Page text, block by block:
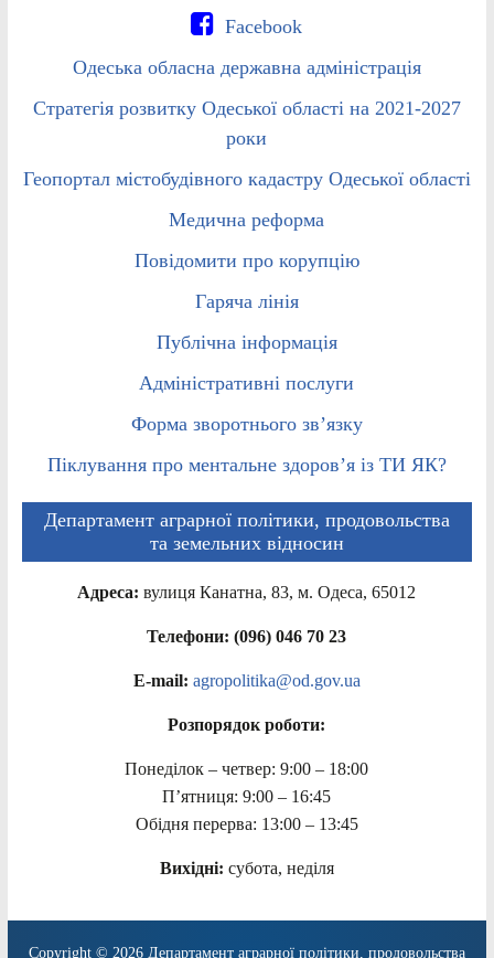
Facebook
Одеська обласна державна адміністрація
Стратегія розвитку Одеської області на 2021-2027
роки
Геопортал містобудівного кадастру Одеської області
Медична реформа
Повідомити про корупцію
Гаряча лінія
Публічна інформація
Адміністративні послуги
Форма зворотнього зв’язку
Піклування про ментальне здоров’я із ТИ ЯК?
Департамент аграрної політики, продовольства
та земельних відносин
Адреса: вулиця Канатна, 83, м. Одеса, 65012
Телефони: (096) 046 70 23
E-mail: agropolitika@od.gov.ua
Розпорядок роботи:
Понеділок – четвер: 9:00 – 18:00
П’ятниця: 9:00 – 16:45
Обідня перерва: 13:00 – 13:45
Вихідні: субота, неділя
Copyright © 2026 Департамент аграрної політики, продовольства